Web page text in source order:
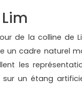
de la colline de
un cadre naturel
les
sur un étang